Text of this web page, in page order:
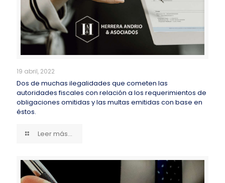
19 abril, 2022
Dos de muchas ilegalidades que cometen las
autoridades fiscales con relación a los requerimientos de
obligaciones omitidas y las multas emitidas con base en
éstos.
Leer más...